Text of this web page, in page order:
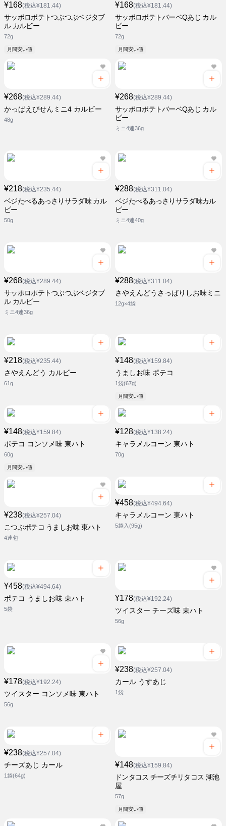
¥168(税込¥181.44)
サッポロポテトつぶつぶベジタブ
ル カルビー
72g
月間安い値
¥168(税込¥181.44)
サッポロポテトバーベQあじ カル
ビー
72g
月間安い値
¥268(税込¥289.44)
かっぱえびせんミニ4 カルビー
48g
¥268(税込¥289.44)
サッポロポテトバーベQあじ カル
ビー
ミニ4連36g
¥218(税込¥235.44)
ベジたべるあっさりサラダ味 カル
ビー
50g
¥288(税込¥311.04)
ベジたべるあっさりサラダ味カル
ビー
ミニ4連40g
¥268(税込¥289.44)
サッポロポテトつぶつぶベジタブ
ル カルビー
ミニ4連36g
¥288(税込¥311.04)
さやえんどうさっぱりしお味ミニ
12g×4袋
¥218(税込¥235.44)
さやえんどう カルビー
61g
¥148(税込¥159.84)
うましお味 ポテコ
1袋(67g)
月間安い値
¥148(税込¥159.84)
ポテコ コンソメ味 東ハト
60g
月間安い値
¥128(税込¥138.24)
キャラメルコーン 東ハト
70g
¥238(税込¥257.04)
こつぶポテコ うましお味 東ハト
4連包
¥458(税込¥494.64)
キャラメルコーン 東ハト
5袋入(95g)
¥458(税込¥494.64)
ポテコ うましお味 東ハト
5袋
¥178(税込¥192.24)
ツイスター チーズ味 東ハト
56g
¥178(税込¥192.24)
ツイスター コンソメ味 東ハト
56g
¥238(税込¥257.04)
カール うすあじ
1袋
¥238(税込¥257.04)
チーズあじ カール
1袋(64g)
¥148(税込¥159.84)
ドンタコス チーズチリタコス 湖池
屋
57g
月間安い値